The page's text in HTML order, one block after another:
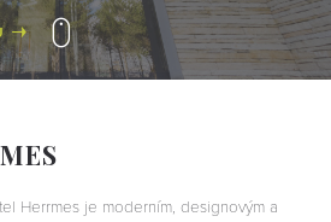
Herrmes je moderním, designovým a